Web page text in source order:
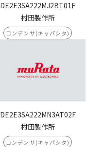
DE2E3SA222MJ2BT01F
村田製作所
コンデンサ(キャパシタ)
DE2E3SA222MN3AT02F
村田製作所
コンデンサ(キャパシタ)